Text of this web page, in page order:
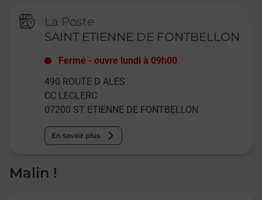
La Poste
SAINT ETIENNE DE FONTBELLON
Fermé -ouvre lundi à 09h00
490 ROUTE D ALES
CC LECLERC
07200 ST ETIENNE DE FONTBELLON
En savoir plus
Malin !